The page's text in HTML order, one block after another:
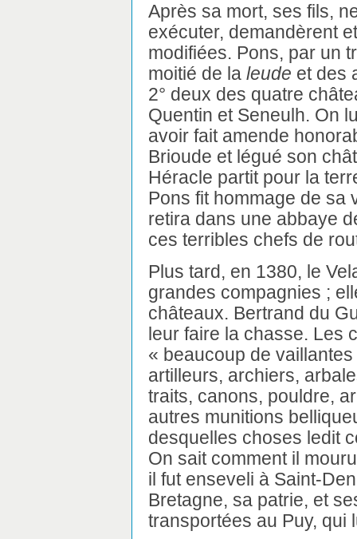
Après sa mort, ses fils,
exécuter, demandèrent
modifiées. Pons, par un
moitié de la leude et des
2° deux des quatre
Quentin et Seneulh. On
avoir fait amende
Brioude et légué son
Héracle partit pour la
Pons fit hommage de sa
retira dans une abbaye
ces terribles chefs de
Plus tard, en 1380, le
grandes compagnies ;
châteaux. Bertrand du
leur faire la chasse. Les
« beaucoup de
artilleurs, archiers,
traits, canons, pouldre,
autres munitions
desquelles choses ledit
On sait comment il
il fut enseveli à Saint-
Bretagne, sa patrie, et
transportées au Puy, qui